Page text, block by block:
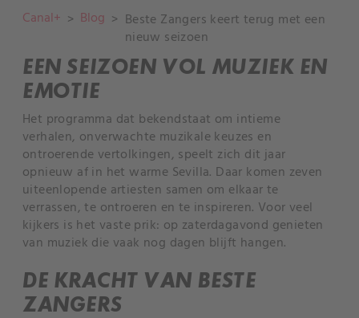
Canal+ > Blog > Beste Zangers keert terug met een
nieuw seizoen
EEN SEIZOEN VOL MUZIEK EN
EMOTIE
Het programma dat bekendstaat om intieme
verhalen, onverwachte muzikale keuzes en
ontroerende vertolkingen, speelt zich dit jaar
opnieuw af in het warme Sevilla. Daar komen zeven
uiteenlopende artiesten samen om elkaar te
verrassen, te ontroeren en te inspireren. Voor veel
kijkers is het vaste prik: op zaterdagavond genieten
van muziek die vaak nog dagen blijft hangen.
DE KRACHT VAN BESTE
ZANGERS